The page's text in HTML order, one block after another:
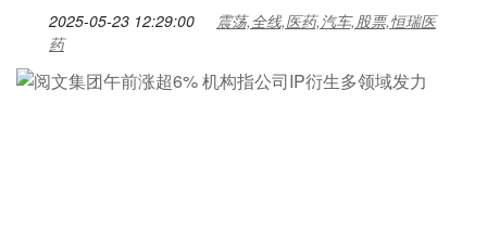
2025-05-23 12:29:00
震荡,全线,医药,汽车,股票,恒瑞医
药